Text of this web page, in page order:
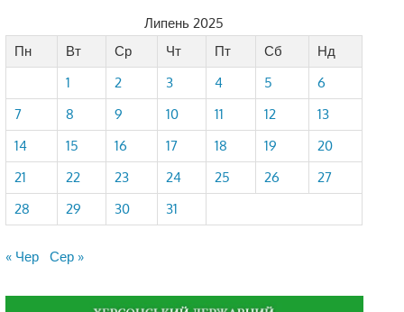
Липень 2025
Пн
Вт Ср Чт Пт Сб
Нд
1
2 3 4 5
6
7
8 9 10 11 12
13
14
15 16 17 18 19
20
21
22 23 24 25 26
27
28
29 30 31
« Чер Сер »